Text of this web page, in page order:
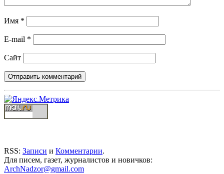
Имя *
E-mail *
Сайт
RSS: Записи и Комментарии.
Для писем, газет, журналистов и новичков:
ArchNadzor@gmail.com